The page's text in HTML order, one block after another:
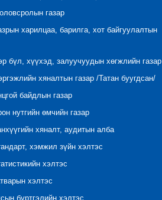
газар
харилцаа, барилга, хот байгуулалтын
бүл, хүүхэд, залуучуудын хөгжлийн газар
хяналтын газар /Татан буугдсан/
байдлын газар
нутгийн өмчийн газар
хяналт, аудитын алба
хэмжил зүйн хэлтэс
хэлтэс
хэлтэс
бүртгэлийн хэлтэс